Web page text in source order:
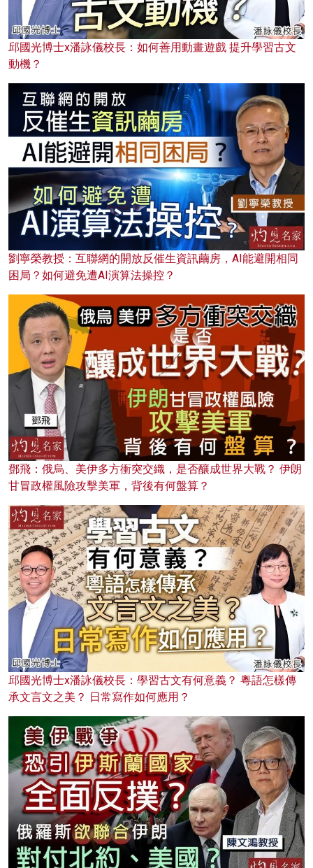
邱國光博士x潘詠儀校長：如何善用動畫遊戲 提升學習古文
動機？
劉寧榮教授：互聯網的開放反催生資訊繭房，AI能避開相同
困局？如何避免遭AI演算法操控？
鄧飛：俄烏、美伊多方衝突交織，是否釀成世界大戰？ 伊朗
甘冒政權風險攻擊美軍，背後有何盤算？
邱國光博士x潘詠儀校長：學習古文有何意義？ 粵語怎樣傳
承文言文之美？ 日常寫作如何應用？